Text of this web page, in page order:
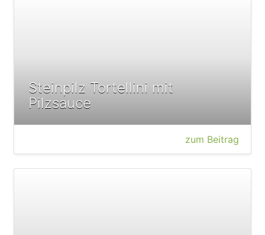
Steinpilz Tortellini mit
Pilzsauce
zum Beitrag